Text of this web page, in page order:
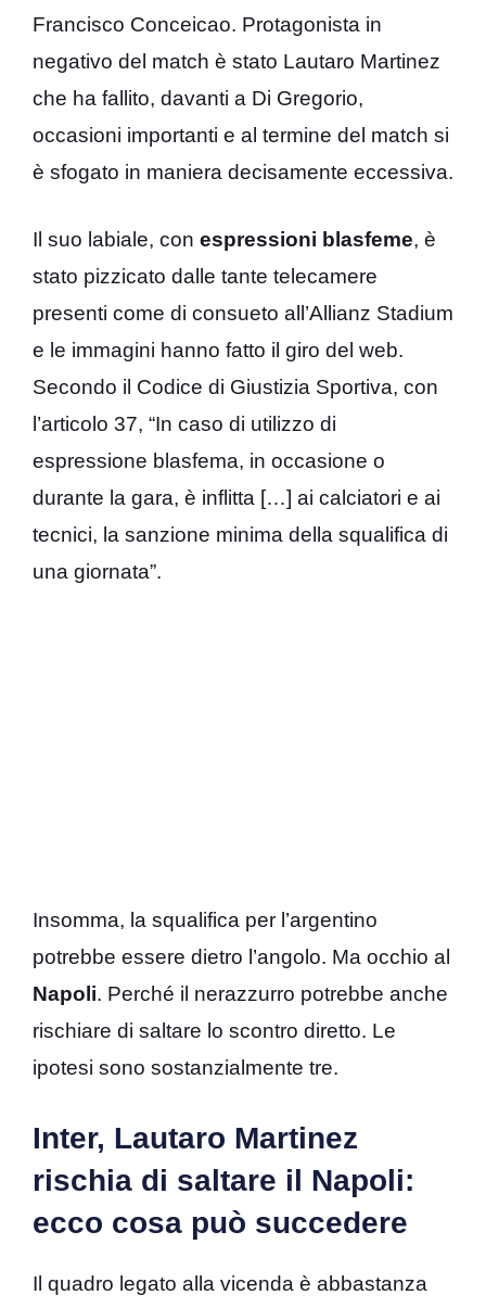
Francisco Conceicao. Protagonista in
negativo del match è stato Lautaro Martinez
che ha fallito, davanti a Di Gregorio,
occasioni importanti e al termine del match si
è sfogato in maniera decisamente eccessiva.
Il suo labiale, con espressioni blasfeme, è
stato pizzicato dalle tante telecamere
presenti come di consueto all’Allianz Stadium
e le immagini hanno fatto il giro del web.
Secondo il Codice di Giustizia Sportiva, con
l’articolo 37, “In caso di utilizzo di
espressione blasfema, in occasione o
durante la gara, è inflitta […] ai calciatori e ai
tecnici, la sanzione minima della squalifica di
una giornata”.
Insomma, la squalifica per l’argentino
potrebbe essere dietro l’angolo. Ma occhio al
Napoli. Perché il nerazzurro potrebbe anche
rischiare di saltare lo scontro diretto. Le
ipotesi sono sostanzialmente tre.
Inter, Lautaro Martinez
rischia di saltare il Napoli:
ecco cosa può succedere
Il quadro legato alla vicenda è abbastanza